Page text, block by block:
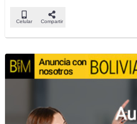
Celular Compartir